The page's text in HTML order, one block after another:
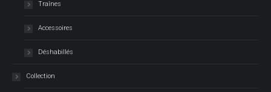
Traînes
Accessoires
Déshabillés
Collection